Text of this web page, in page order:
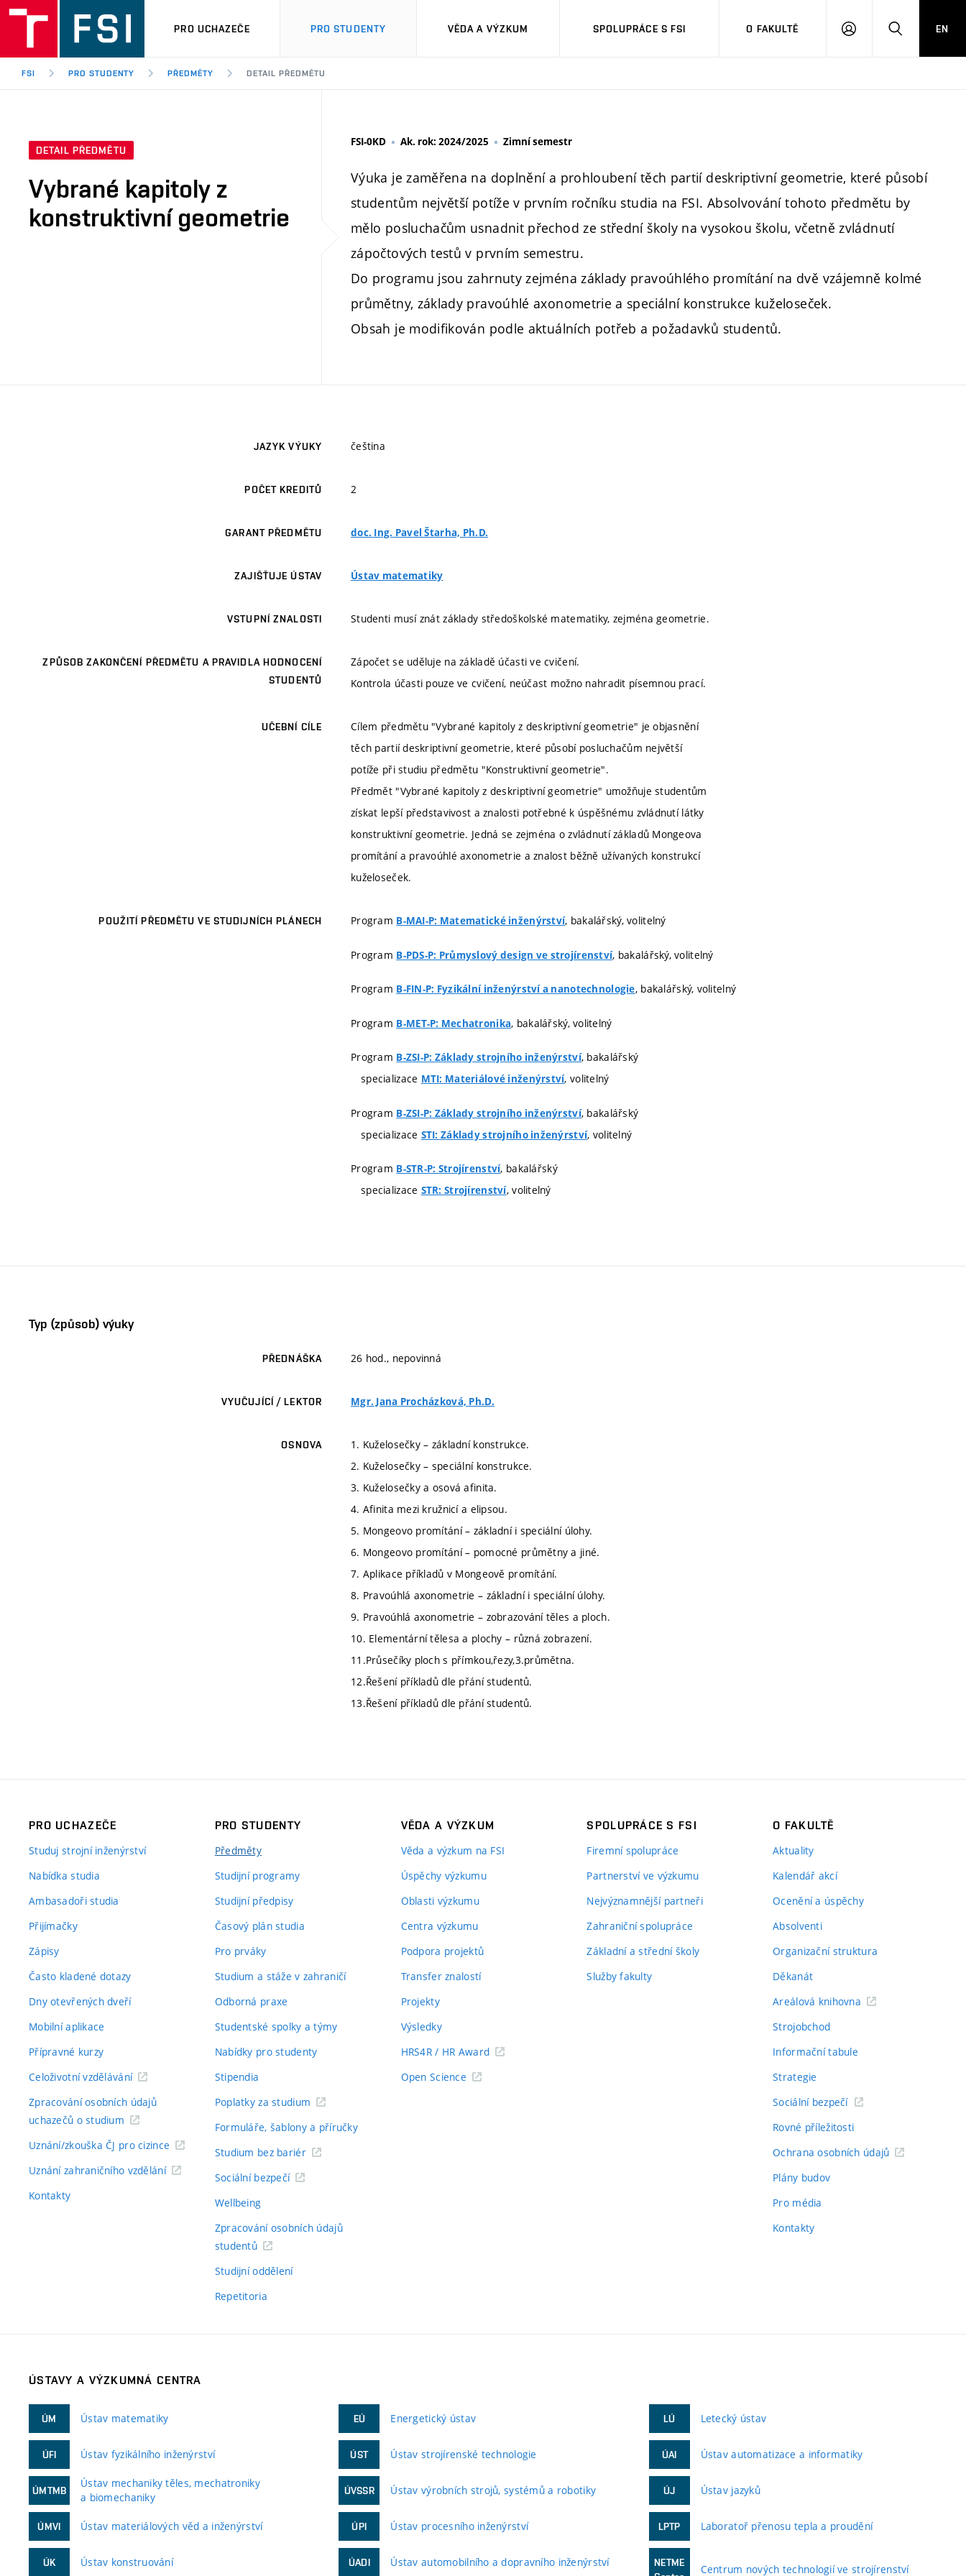
PRO UCHAZEČE PRO STUDENTY VĚDA A VÝZKUM SPOLUPRÁCE S FSI O FAKULTĚ
PŘIHLÁŠENÍHLEDAT
EN
FSI PRO STUDENTY PŘEDMĚTY DETAIL PŘEDMĚTU
DETAIL PŘEDMĚTU
Vybrané kapitoly z
konstruktivní geometrie
FSI-0KD Ak. rok: 2024/2025 Zimní semestr
Výuka je zaměřena na doplnění a prohloubení těch partií deskriptivní geometrie, které působí
studentům největší potíže v prvním ročníku studia na FSI. Absolvování tohoto předmětu by
mělo posluchačům usnadnit přechod ze střední školy na vysokou školu, včetně zvládnutí
zápočtových testů v prvním semestru.
Do programu jsou zahrnuty zejména základy pravoúhlého promítání na dvě vzájemně kolmé
průmětny, základy pravoúhlé axonometrie a speciální konstrukce kuželoseček.
Obsah je modifikován podle aktuálních potřeb a požadavků studentů.
JAZYK VÝUKY čeština
POČET KREDITŮ 2
GARANT PŘEDMĚTU doc. Ing. Pavel Štarha, Ph.D.
ZAJIŠŤUJE ÚSTAV Ústav matematiky
VSTUPNÍ ZNALOSTI Studenti musí znát základy středoškolské matematiky, zejména geometrie.
ZPŮSOB ZAKONČENÍ PŘEDMĚTU A PRAVIDLA HODNOCENÍ
STUDENTŮ
Zápočet se uděluje na základě účasti ve cvičení.
Kontrola účasti pouze ve cvičení, neúčast možno nahradit písemnou prací.
UČEBNÍ CÍLE
Cílem předmětu "Vybrané kapitoly z deskriptivní geometrie" je objasnění
těch partií deskriptivní geometrie, které působí posluchačům největší
potíže při studiu předmětu "Konstruktivní geometrie".
Předmět "Vybrané kapitoly z deskriptivní geometrie" umožňuje studentům
získat lepší představivost a znalosti potřebné k úspěšnému zvládnutí látky
konstruktivní geometrie. Jedná se zejména o zvládnutí základů Mongeova
promítání a pravoúhlé axonometrie a znalost běžně užívaných konstrukcí
kuželoseček.
POUŽITÍ PŘEDMĚTU VE STUDIJNÍCH PLÁNECH Program B-MAI-P: Matematické inženýrství, bakalářský, volitelný
Program B-PDS-P: Průmyslový design ve strojírenství, bakalářský, volitelný
Program B-FIN-P: Fyzikální inženýrství a nanotechnologie, bakalářský, volitelný
Program B-MET-P: Mechatronika, bakalářský, volitelný
Program B-ZSI-P: Základy strojního inženýrství, bakalářský
specializace MTI: Materiálové inženýrství, volitelný
Program B-ZSI-P: Základy strojního inženýrství, bakalářský
specializace STI: Základy strojního inženýrství, volitelný
Program B-STR-P: Strojírenství, bakalářský
specializace STR: Strojírenství, volitelný
Typ (způsob) výuky
PŘEDNÁŠKA 26 hod., nepovinná
VYUČUJÍCÍ / LEKTOR Mgr. Jana Procházková, Ph.D.
OSNOVA
1. Kuželosečky – základní konstrukce.
2. Kuželosečky – speciální konstrukce.
3. Kuželosečky a osová afinita.
4. Afinita mezi kružnicí a elipsou.
5. Mongeovo promítání – základní i speciální úlohy.
6. Mongeovo promítání – pomocné průmětny a jiné.
7. Aplikace příkladů v Mongeově promítání.
8. Pravoúhlá axonometrie – základní i speciální úlohy.
9. Pravoúhlá axonometrie – zobrazování těles a ploch.
10. Elementární tělesa a plochy – různá zobrazení.
11.Průsečíky ploch s přímkou,řezy,3.průmětna.
12.Řešení příkladů dle přání studentů.
13.Řešení příkladů dle přání studentů.
PRO UCHAZEČE
Studuj strojní inženýrství
Nabídka studia
Ambasadoři studia
Přijímačky
Zápisy
Často kladené dotazy
Dny otevřených dveří
Mobilní aplikace
Přípravné kurzy
Celoživotní vzdělávání
Zpracování osobních údajů
uchazečů o studium
Uznání/zkouška ČJ pro cizince
Uznání zahraničního vzdělání
Kontakty
PRO STUDENTY
Předměty
Studijní programy
Studijní předpisy
Časový plán studia
Pro prváky
Studium a stáže v zahraničí
Odborná praxe
Studentské spolky a týmy
Nabídky pro studenty
Stipendia
Poplatky za studium
Formuláře, šablony a příručky
Studium bez bariér
Sociální bezpečí
Wellbeing
Zpracování osobních údajů
studentů
Studijní oddělení
Repetitoria
VĚDA A VÝZKUM
Věda a výzkum na FSI
Úspěchy výzkumu
Oblasti výzkumu
Centra výzkumu
Podpora projektů
Transfer znalostí
Projekty
Výsledky
HRS4R / HR Award
Open Science
SPOLUPRÁCE S FSI
Firemní spolupráce
Partnerství ve výzkumu
Nejvýznamnější partneři
Zahraniční spolupráce
Základní a střední školy
Služby fakulty
O FAKULTĚ
Aktuality
Kalendář akcí
Ocenění a úspěchy
Absolventi
Organizační struktura
Děkanát
Areálová knihovna
Strojobchod
Informační tabule
Strategie
Sociální bezpečí
Rovné příležitosti
Ochrana osobních údajů
Plány budov
Pro média
Kontakty
ÚSTAVY A VÝZKUMNÁ CENTRA
ÚM Ústav matematiky
ÚFI Ústav fyzikálního inženýrství
ÚMTMB
Ústav mechaniky těles, mechatroniky
a biomechaniky
ÚMVI Ústav materiálových věd a inženýrství
ÚK Ústav konstruování
EÚ Energetický ústav
ÚST Ústav strojírenské technologie
ÚVSSR Ústav výrobních strojů, systémů a robotiky
ÚPI Ústav procesního inženýrství
ÚADI Ústav automobilního a dopravního inženýrství
LÚ Letecký ústav
ÚAI Ústav automatizace a informatiky
ÚJ Ústav jazyků
LPTP Laboratoř přenosu tepla a proudění
NETME
Centrum nových technologií ve strojírenství